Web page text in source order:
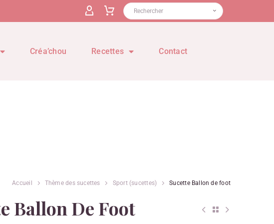
Créa’chou Recettes Contact
Accueil Thème des sucettes Sport (sucettes) Sucette Ballon de foot
Ballon De Foot